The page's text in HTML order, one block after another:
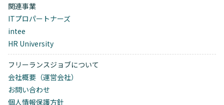
関連事業
ITプロパートナーズ
intee
HR University
フリーランスジョブについて
会社概要（運営会社）
お問い合わせ
個人情報保護方針